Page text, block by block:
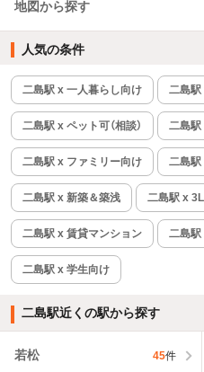
地図から探す
人気の条件
二島駅 x 一人暮らし向け 二島
二島駅 x ペット可（相談） 二島駅
二島駅 x ファミリー向け 二島駅
二島駅 x 新築＆築浅 二島駅 x
二島駅 x 賃貸マンション 二島駅
二島駅 x 学生向け
二島駅近くの駅から探す
若松 45件